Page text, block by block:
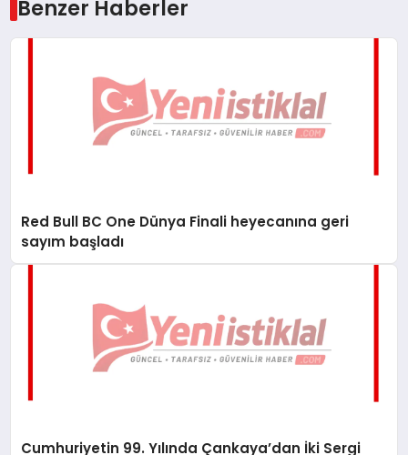
Benzer Haberler
Red Bull BC One Dünya Finali heyecanına geri
sayım başladı
Cumhuriyetin 99. Yılında Çankaya’dan İki Sergi